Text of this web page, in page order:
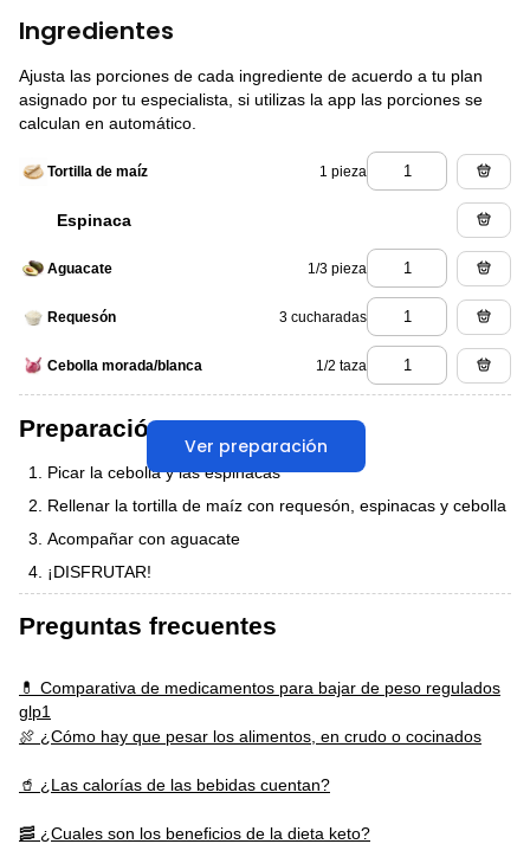
Ingredientes
Ajusta las porciones de cada ingrediente de acuerdo a tu plan
asignado por tu especialista, si utilizas la app las porciones se
calculan en automático.
Tortilla de maíz 1 pieza
Espinaca
Aguacate 1/3 pieza
Requesón 3 cucharadas
Cebolla morada/blanca 1/2 taza
Ver preparación
Preparación
Picar la cebolla y las espinacas
Rellenar la tortilla de maíz con requesón, espinacas y cebolla
Acompañar con aguacate
¡DISFRUTAR!
Preguntas frecuentes
💊 Comparativa de medicamentos para bajar de peso regulados
glp1
🍖 ¿Cómo hay que pesar los alimentos, en crudo o cocinados
🥤 ¿Las calorías de las bebidas cuentan?
🥓 ¿Cuales son los beneficios de la dieta keto?